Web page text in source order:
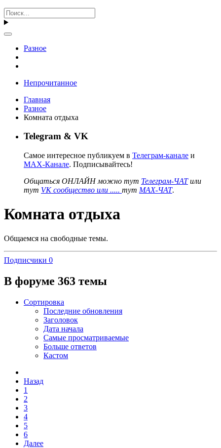
Разное
Непрочитанное
Главная
Разное
Комната отдыха
Telegram & VK
Самое интересное публикуем в Телеграм-канале и
MAX-Канале. Подписывайтесь!
Общаться ОНЛАЙН можно тут Телеграм-ЧАТили
тут VK сообщество или ..... тут MAX-ЧАТ.
Комната отдыха
Общаемся на свободные темы.
Подписчики 0
В форуме 363 темы
Сортировка
Последние обновления
Заголовок
Дата начала
Самые просматриваемые
Больше ответов
Кастом
Назад
1
2
3
4
5
6
Далее